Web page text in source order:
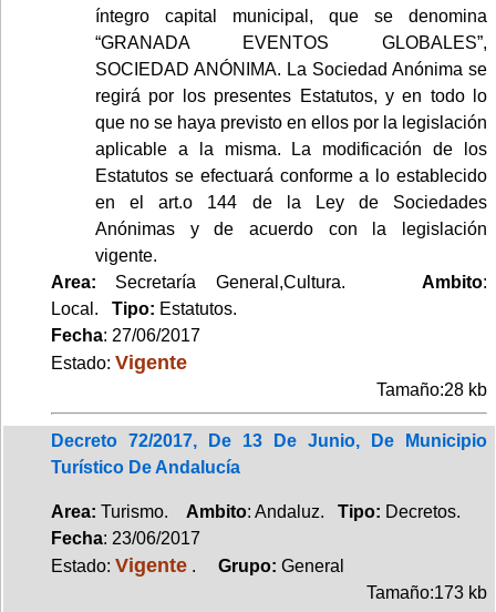
íntegro capital municipal, que se denomina
“GRANADA EVENTOS GLOBALES”,
SOCIEDAD ANÓNIMA. La Sociedad Anónima se
regirá por los presentes Estatutos, y en todo lo
que no se haya previsto en ellos por la legislación
aplicable a la misma. La modificación de los
Estatutos se efectuará conforme a lo establecido
en el art.o 144 de la Ley de Sociedades
Anónimas y de acuerdo con la legislación
vigente.
Area: Secretaría General,Cultura. Ambito:
Local. Tipo: Estatutos.
Fecha: 27/06/2017
Estado: Vigente
Tamaño:28 kb
Decreto 72/2017, De 13 De Junio, De Municipio
Turístico De Andalucía
Area: Turismo. Ambito: Andaluz. Tipo: Decretos.
Fecha: 23/06/2017
Estado: Vigente . Grupo: General
Tamaño:173 kb